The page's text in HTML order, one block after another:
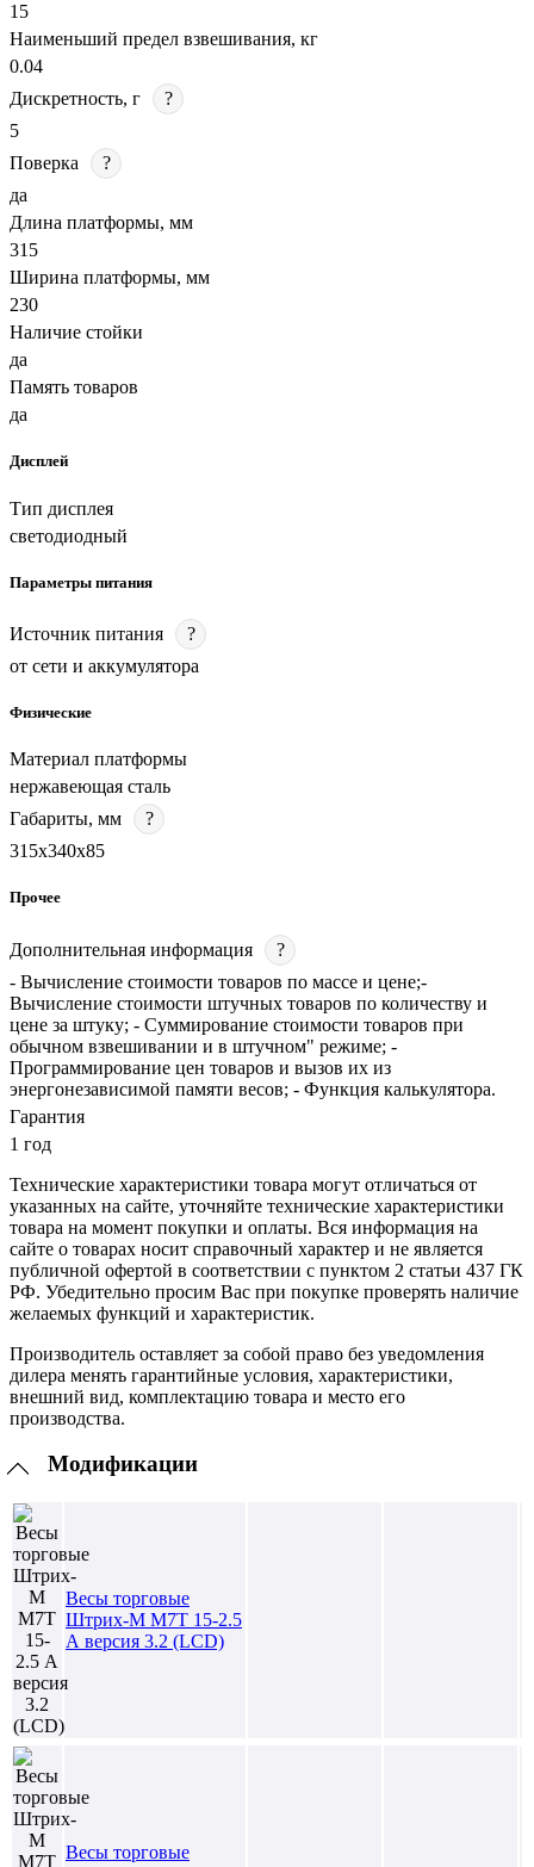
15
Наименьший предел взвешивания, кг
0.04
Дискретность, г
?
5
Поверка
?
да
Длина платформы, мм
315
Ширина платформы, мм
230
Наличие стойки
да
Память товаров
да
Дисплей
Тип дисплея
светодиодный
Параметры питания
Источник питания
?
от сети и аккумулятора
Физические
Материал платформы
нержавеющая сталь
Габариты, мм
?
315х340х85
Прочее
Дополнительная информация
?
- Вычисление стоимости товаров по массе и цене;-
Вычисление стоимости штучных товаров по количеству и
цене за штуку; - Суммирование стоимости товаров при
обычном взвешивании и в штучном" режиме; -
Программирование цен товаров и вызов их из
энергонезависимой памяти весов; - Функция калькулятора.
Гарантия
1 год
Технические характеристики товара могут отличаться от
указанных на сайте, уточняйте технические характеристики
товара на момент покупки и оплаты. Вся информация на
сайте о товарах носит справочный характер и не является
публичной офертой в соответствии с пунктом 2 статьи 437 ГК
РФ. Убедительно просим Вас при покупке проверять наличие
желаемых функций и характеристик.
Производитель оставляет за собой право без уведомления
дилера менять гарантийные условия, характеристики,
внешний вид, комплектацию товара и место его
производства.
Модификации
Весы торговые
Штрих-М М7Т 15-2.5
А версия 3.2 (LCD)
Весы торговые